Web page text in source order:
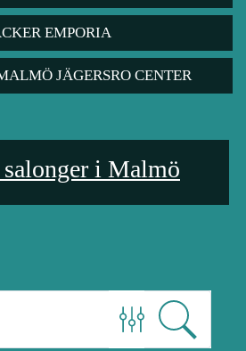
EMPORIA
JÄGERSRO CENTER
i Malmö